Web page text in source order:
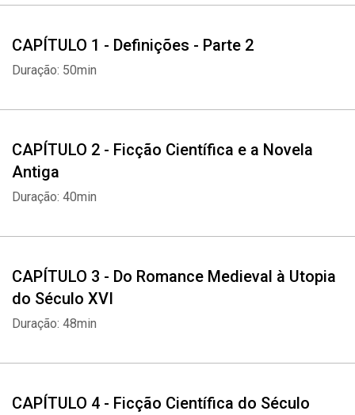
CAPÍTULO 1 - Definições - Parte 2
Duração: 50min
CAPÍTULO 2 - Ficção Científica e a Novela
Antiga
Duração: 40min
CAPÍTULO 3 - Do Romance Medieval à Utopia
do Século XVI
Duração: 48min
CAPÍTULO 4 - Ficção Científica do Século